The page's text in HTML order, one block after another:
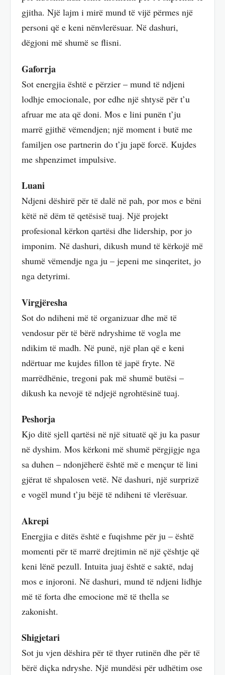
gjitha. Një lajm i mirë mund të vijë përmes një
personi që e keni nënvlerësuar. Në dashuri,
dëgjoni më shumë se flisni.
Gaforrja
Sot energjia është e përzier – mund të ndjeni
lodhje emocionale, por edhe një shtysë për t’u
afruar me ata që doni. Mos e lini punën t’ju
marrë gjithë vëmendjen; një moment i butë me
familjen ose partnerin do t’ju japë forcë. Kujdes
me shpenzimet impulsive.
Luani
Ndjeni dëshirë për të dalë në pah, por mos e bëni
këtë në dëm të qetësisë tuaj. Një projekt
profesional kërkon qartësi dhe lidership, por jo
imponim. Në dashuri, dikush mund të kërkojë më
shumë vëmendje nga ju – jepeni me sinqeritet, jo
nga detyrimi.
Virgjëresha
Sot do ndiheni më të organizuar dhe më të
vendosur për të bërë ndryshime të vogla me
ndikim të madh. Në punë, një plan që e keni
ndërtuar me kujdes fillon të japë fryte. Në
marrëdhënie, tregoni pak më shumë butësi –
dikush ka nevojë të ndjejë ngrohtësinë tuaj.
Peshorja
Kjo ditë sjell qartësi në një situatë që ju ka pasur
në dyshim. Mos kërkoni më shumë përgjigje nga
sa duhen – ndonjëherë është më e mençur të lini
gjërat të shpalosen vetë. Në dashuri, një surprizë
e vogël mund t’ju bëjë të ndiheni të vlerësuar.
Akrepi
Energjia e ditës është e fuqishme për ju – është
momenti për të marrë drejtimin në një çështje që
keni lënë pezull. Intuita juaj është e saktë, ndaj
mos e injoroni. Në dashuri, mund të ndjeni lidhje
më të forta dhe emocione më të thella se
zakonisht.
Shigjetari
Sot ju vjen dëshira për të thyer rutinën dhe për të
bërë diçka ndryshe. Një mundësi për udhëtim ose